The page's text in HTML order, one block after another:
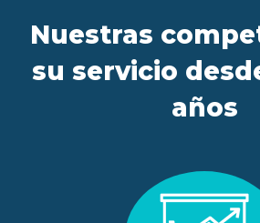
Nuestras
su servicio
años